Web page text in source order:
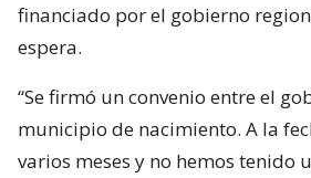
financiado por el gobierno
espera.
“Se firmó un convenio entre el
municipio de nacimiento. A la
varios meses y no hemos tenido